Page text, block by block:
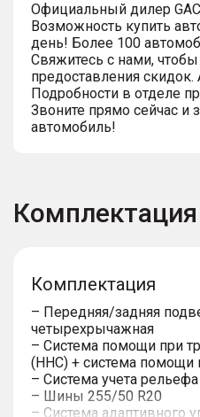
Официальный дилер
Возможность купить
день! Более 100
Свяжитесь с нами, чтобы
предоставления скидок.
Подробности в отделе
Звоните прямо сейчас и
автомобиль!
Комплектация
Комплектация
– Передняя/задняя
четырехрычажная
– Система помощи при
(HHC) + система помощи
– Система учета
– Шины 255/50 R20
– Система адаптивного